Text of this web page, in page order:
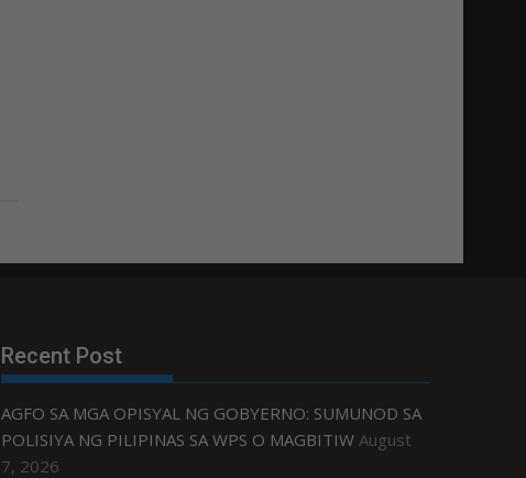
Recent Post
AGFO SA MGA OPISYAL NG GOBYERNO: SUMUNOD SA
POLISIYA NG PILIPINAS SA WPS O MAGBITIW August
7, 2026